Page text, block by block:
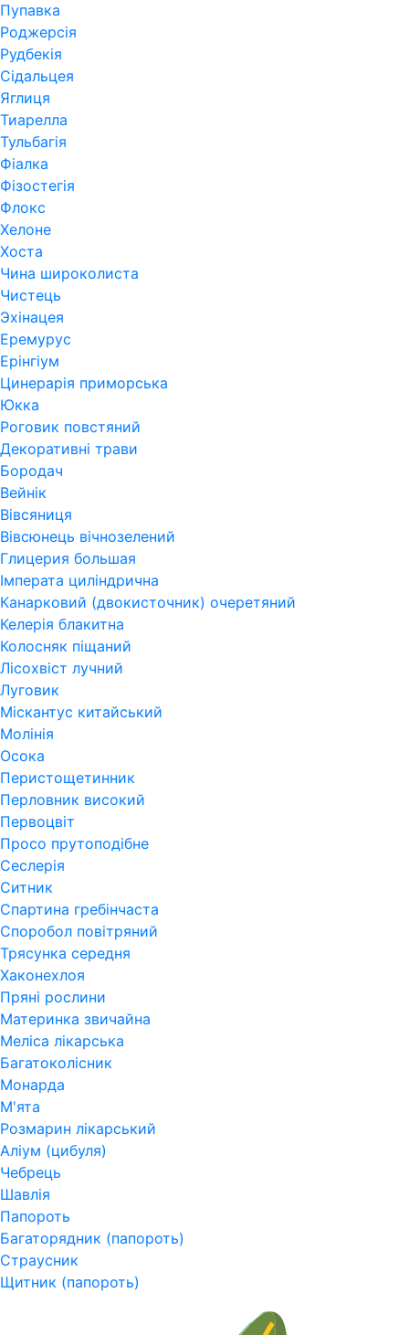
Пупавка
Роджерсія
Рудбекія
Сідальцея
Яглиця
Тиарелла
Тульбагія
Фіалка
Фізостегія
Флокс
Хелоне
Хоста
Чина широколиста
Чистець
Эхінацея
Еремурус
Ерінгіум
Цинерарія приморська
Юкка
Роговик повстяний
Декоративні трави
Бородач
Вейнік
Вівсяниця
Вівсюнець вічнозелений
Глицерия большая
Імперата циліндрична
Канарковий (двокисточник) очеретяний
Келерія блакитна
Колосняк піщаний
Лісохвіст лучний
Луговик
Міскантус китайський
Молінія
Осока
Перистощетинник
Перловник високий
Первоцвіт
Просо прутоподібне
Сеслерія
Ситник
Спартина гребінчаста
Споробол повітряний
Трясунка середня
Хаконехлоя
Пряні рослини
Материнка звичайна
Меліса лікарська
Багатоколісник
Монарда
М'ята
Розмарин лікарський
Аліум (цибуля)
Чебрець
Шавлія
Папороть
Багаторядник (папороть)
Страусник
Щитник (папороть)